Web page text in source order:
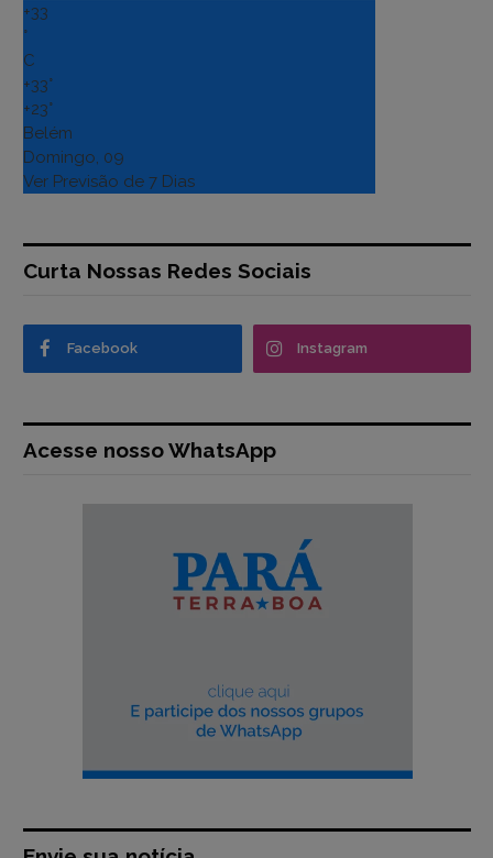
+33
°
C
+33°
+23°
Belém
Domingo, 09
Ver Previsão de 7 Dias
Curta Nossas Redes Sociais
Facebook Instagram
Acesse nosso WhatsApp